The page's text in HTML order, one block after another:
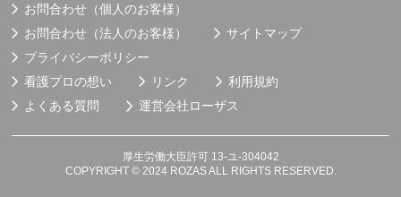
お問合わせ（個人のお客様）
お問合わせ（法人のお客様）
サイトマップ
プライバシーポリシー
看護プロの想い
リンク
利用規約
よくある質問
運営会社ローザス
厚生労働大臣許可 13-ユ-304042
COPYRIGHT © 2024 ROZAS ALL RIGHTS RESERVED.